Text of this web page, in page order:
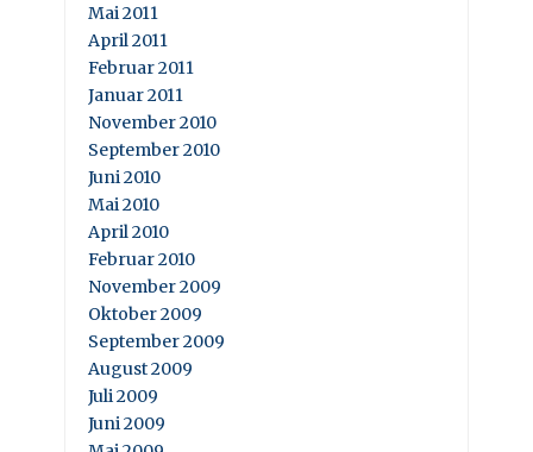
Mai 2011
April 2011
Februar 2011
Januar 2011
November 2010
September 2010
Juni 2010
Mai 2010
April 2010
Februar 2010
November 2009
Oktober 2009
September 2009
August 2009
Juli 2009
Juni 2009